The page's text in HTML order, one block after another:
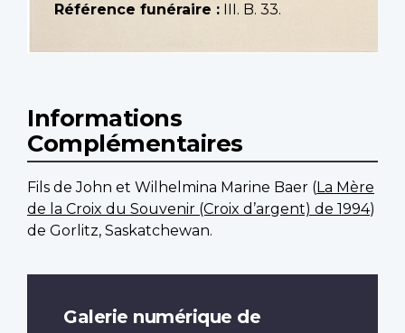
Référence funéraire : III. B. 33.
Informations
Complémentaires
Fils de John et Wilhelmina Marine Baer (La Mère
de la Croix du Souvenir (Croix d’argent) de 1994)
de Gorlitz, Saskatchewan.
Galerie numérique de